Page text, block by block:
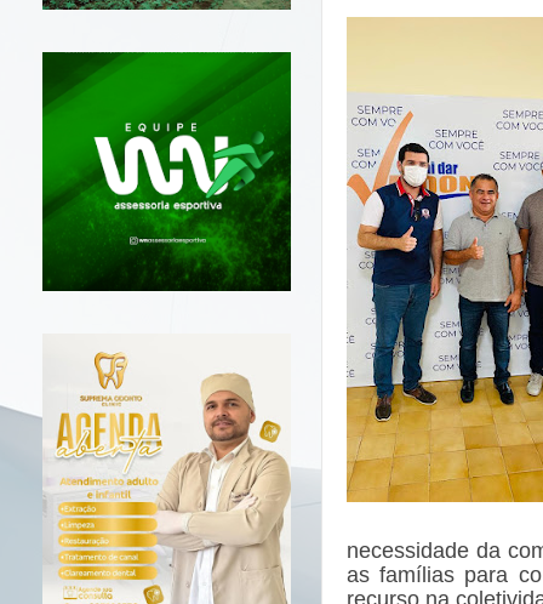
necessidade da
as famílias para
recurso na